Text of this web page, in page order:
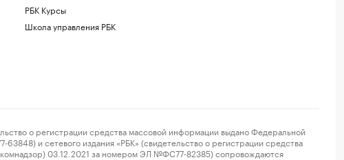
РБК Курсы
Школа управления РБК
о регистрации средства массовой информации выдано Федеральной
и сетевого издания «РБК» (свидетельство о регистрации средства
03.12.2021 за номером ЭЛ №ФС77-82385) сопровождаются